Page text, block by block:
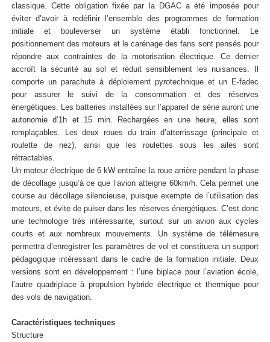
classique. Cette obligation fixée par la DGAC a été imposée pour
éviter d’avoir à redéfinir l’ensemble des programmes de formation
initiale et bouleverser un système établi fonctionnel. Le
positionnement des moteurs et le carénage des fans sont pensés pour
répondre aux contraintes de la motorisation électrique. Ce dernier
accroît la sécurité au sol et réduit sensiblement les nuisances. Il
comporte un parachute à déploiement pyrotechnique et un E-fadec
pour assurer le suivi de la consommation et des réserves
énergétiques. Les batteries installées sur l’appareil de série auront une
autonomie d’1h et 15 min. Rechargées en une heure, elles sont
remplaçables. Les deux roues du train d’atterrissage (principale et
roulette de nez), ainsi que les roulettes sous les ailes sont
rétractables.
Un moteur électrique de 6 kW entraîne la roue arrière pendant la phase
de décollage jusqu’à ce que l’avion atteigne 60km/h. Cela permet une
course au décollage silencieuse, puisque exempte de l’utilisation des
moteurs, et évite de puiser dans les réserves énergétiques. C’est donc
une technologie très intéressante, surtout sur un avion aux cycles
courts et aux nombreux mouvements. Un système de télémesure
permettra d’enregistrer les paramètres de vol et constituera un support
pédagogique intéressant dans le cadre de la formation initiale. Deux
versions sont en développement : l’une biplace pour l’aviation école,
l’autre quadriplace à propulsion hybride électrique et thermique pour
des vols de navigation.
Caractéristiques techniques
Structure